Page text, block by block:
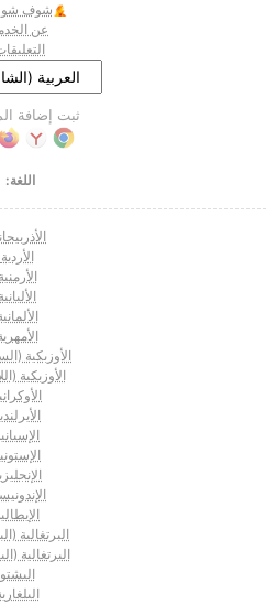
شوف شو
عن
ثبت إضافة
اللغة:
الأردية
الأرمنية
الألبانية
الأوزبكية
الأوزبكية
البرتغالية
البرتغالية
البشتو